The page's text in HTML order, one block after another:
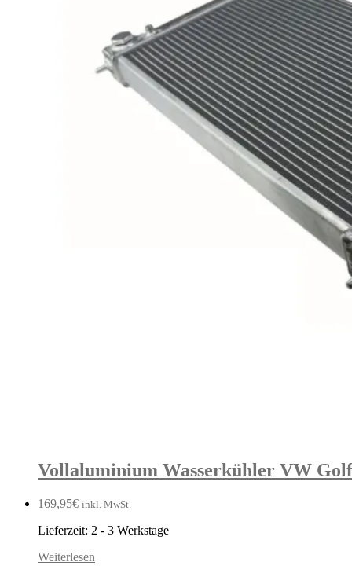
Vollaluminium Wasserkühler VW
169,95€ inkl. MwSt.
Lieferzeit: 2 - 3 Werkstage
Weiterlesen